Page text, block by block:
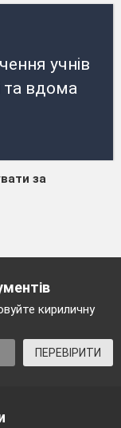
учнів
та вдома
за
кириличну
ПЕРЕВІРИТИ